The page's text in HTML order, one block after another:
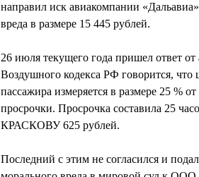
направил иск авиакомпании
вреда в размере 15 445 рублей.
26 июля текущего года пришел ответ
Воздушного кодекса РФ говорится, что
пассажира измеряется в размере 25 %
просрочки. Просрочка составила 25
КРАСКОВУ 625 рублей.
Последний с этим не согласился и